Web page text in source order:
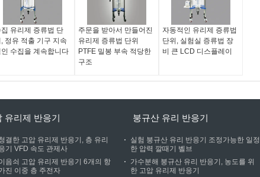
집 유리제 증류법 단
, 정유 적출 기구 지속
인 수집을 계속합니다
주문을 받아서 만들어진
유리제 증류법 단위
PTFE 밀봉 부속 적당한
구조
자동적인 유리제 증류법
단위, 실험실 증류법 장
비 큰 LCD 디스플레이
유리제 반응기
결한 고압 유리제 반응기, 층 유리
기 VFD 속도 관제사
음쇠 고압 유리제 반응기 6개의 항
진 이중 층 주전자
붕규산 유리 반응기
실험 붕규산 유리 반응기 조정가능한 일정
한 압력 깔때기 벨브
가수분해 붕규산 유리 반응기, 농도를 위
한 고압 유리제 반응기